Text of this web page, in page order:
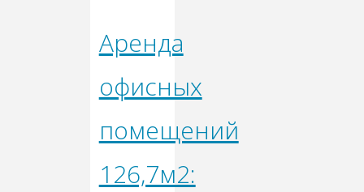
Аренда
офисных
помещений
126,7м2: